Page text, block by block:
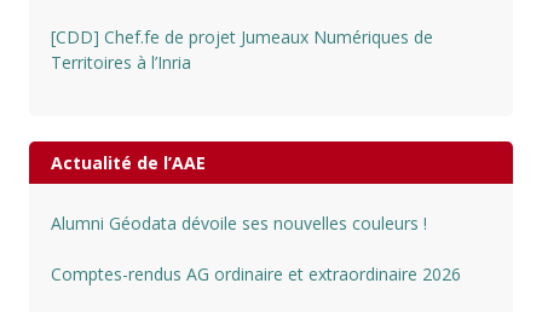
[CDD] Chef.fe de projet Jumeaux Numériques de
Territoires à l’Inria
Actualité de l’AAE
Alumni Géodata dévoile ses nouvelles couleurs !
Comptes-rendus AG ordinaire et extraordinaire 2026